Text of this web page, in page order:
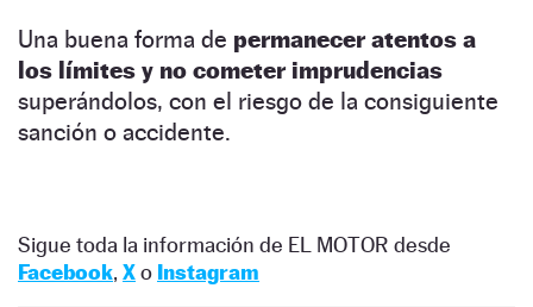
Una buena forma de permanecer atentos a
los límites y no cometer imprudencias
superándolos, con el riesgo de la consiguiente
sanción o accidente.
Sigue toda la información de EL MOTOR desde
Facebook, Xo Instagram